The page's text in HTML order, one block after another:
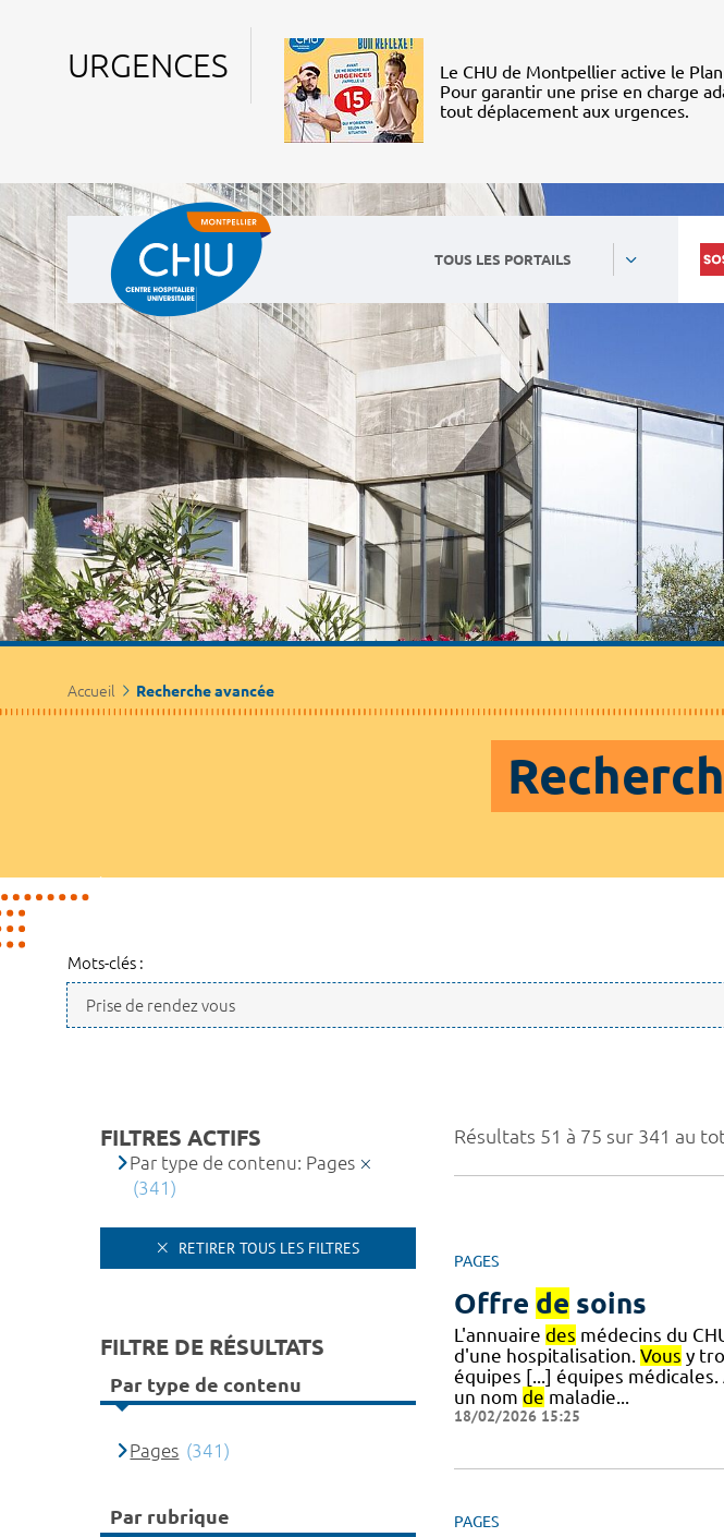
URGENCES
Le CHU de Montpellier active le
Pour garantir une prise en charge
tout déplacement aux urgences.
TOUS LES PORTAILS
Accueil Recherche avancée
Mots-clés :
Résultats 51 à 75 sur 341 au
PAGES
Offre de soins
L'annuaire des médecins du
d'une hospitalisation. Vous y
équipes [...] équipes médicales.
un nom de maladie...
18/02/2026 15:25
PAGES
FILTRES ACTIFS
Par type de contenu: Pages
(341)
RETIRER TOUS LES FILTRES
FILTRE DE RÉSULTATS
Par type de contenu
Pages (341)
Par rubrique